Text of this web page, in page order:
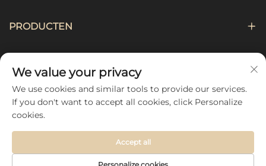
PRODUCTEN
VOLG ONS
Copyright © 2026 by Hebei Chengji Textile Co., Ltd -
We value your privacy
We use cookies and similar tools to provide our services.
If you don't want to accept all cookies, click Personalize
cookies.
Accept all